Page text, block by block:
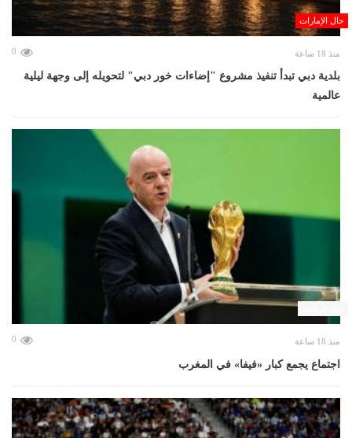
حال الإمارات
منذ 18 ساعة 0
بلدية دبي تبدأ تنفيذ مشروع "إضاءات خور دبي" لتحويله إلى وجهة ليلية
عالمية
منذ 18 ساعة 0
اجتماع يجمع كبار «فيفا» في المغرب